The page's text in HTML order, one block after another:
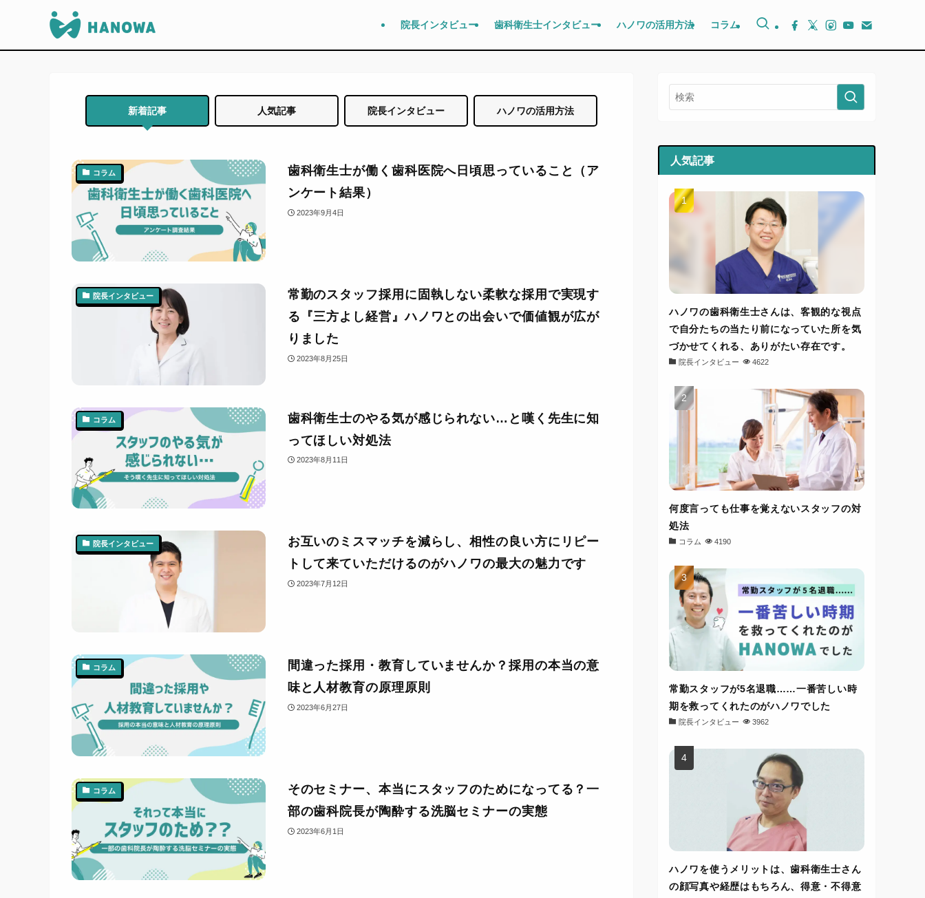
院長インタビュー 歯科衛生士インタビュー ハノワの活用方法 コラム
新着記事 人気記事 院長インタビュー ハノワの活用方法
コラム
歯科衛生士が働く歯科医院へ日頃思っていること（ア
ンケート結果）
2023年9月4日
院長インタビュー
常勤のスタッフ採用に固執しない柔軟な採用で実現す
る『三方よし経営』ハノワとの出会いで価値観が広が
りました
2023年8月25日
コラム
歯科衛生士のやる気が感じられない…と嘆く先生に知
ってほしい対処法
2023年8月11日
院長インタビュー
お互いのミスマッチを減らし、相性の良い方にリピー
トして来ていただけるのがハノワの最大の魅力です
2023年7月12日
コラム
間違った採用・教育していませんか？採用の本当の意
味と人材教育の原理原則
2023年6月27日
コラム
そのセミナー、本当にスタッフのためになってる？一
部の歯科院長が陶酔する洗脳セミナーの実態
2023年6月1日
人気記事
ハノワの歯科衛生士さんは、客観的な視点
で自分たちの当たり前になっていた所を気
づかせてくれる、ありがたい存在です。
院長インタビュー 4622
何度言っても仕事を覚えないスタッフの対
処法
コラム 4190
常勤スタッフが5名退職……一番苦しい時
期を救ってくれたのがハノワでした
院長インタビュー 3962
ハノワを使うメリットは、歯科衛生士さん
の顔写真や経歴はもちろん、得意・不得意